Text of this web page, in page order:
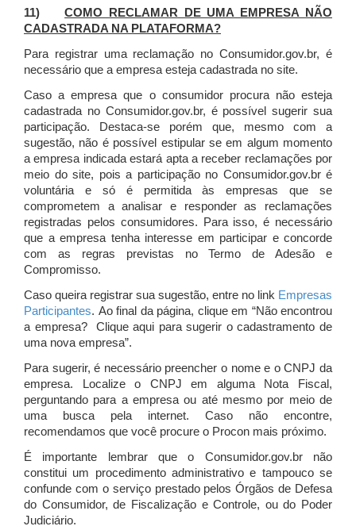
11)COMO RECLAMAR DE UMA EMPRESA NÃO
CADASTRADA NA PLATAFORMA?
Para registrar uma reclamação no Consumidor.gov.br, é
necessário que a empresa esteja cadastrada no site.
Caso a empresa que o consumidor procura não esteja
cadastrada no Consumidor.gov.br, é possível sugerir sua
participação. Destaca-se porém que, mesmo com a
sugestão, não é possível estipular se em algum momento
a empresa indicada estará apta a receber reclamações por
meio do site, pois a participação no Consumidor.gov.br é
voluntária e só é permitida às empresas que se
comprometem a analisar e responder as reclamações
registradas pelos consumidores. Para isso, é necessário
que a empresa tenha interesse em participar e concorde
com as regras previstas no Termo de Adesão e
Compromisso.
Caso queira registrar sua sugestão, entre no link Empresas
Participantes. Ao final da página, clique em “Não encontrou
a empresa? Clique aqui para sugerir o cadastramento de
uma nova empresa”.
Para sugerir, é necessário preencher o nome e o CNPJ da
empresa. Localize o CNPJ em alguma Nota Fiscal,
perguntando para a empresa ou até mesmo por meio de
uma busca pela internet. Caso não encontre,
recomendamos que você procure o Procon mais próximo.
É importante lembrar que o Consumidor.gov.br não
constitui um procedimento administrativo e tampouco se
confunde com o serviço prestado pelos Órgãos de Defesa
do Consumidor, de Fiscalização e Controle, ou do Poder
Judiciário.